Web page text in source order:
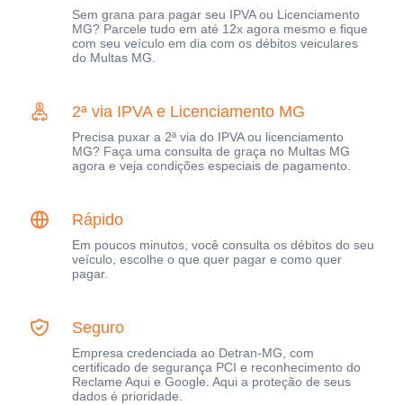
Sem grana para pagar seu IPVA ou Licenciamento
MG? Parcele tudo em até 12x agora mesmo e fique
com seu veículo em dia com os débitos veiculares
do Multas MG.
2ª via IPVA e Licenciamento MG
Precisa puxar a 2ª via do IPVA ou licenciamento
MG? Faça uma consulta de graça no Multas MG
agora e veja condições especiais de pagamento.
Rápido
Em poucos minutos, você consulta os débitos do seu
veículo, escolhe o que quer pagar e como quer
pagar.
Seguro
Empresa credenciada ao Detran-MG, com
certificado de segurança PCI e reconhecimento do
Reclame Aqui e Google. Aqui a proteção de seus
dados é prioridade.